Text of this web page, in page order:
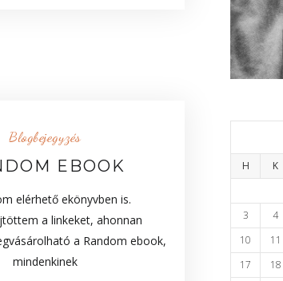
Blogbejegyzés
EBOOK
elérhető ekönyvben is.
a linkeket, ahonnan
a Random ebook,
mindenkinek
H K
3
4
10
11
17
18